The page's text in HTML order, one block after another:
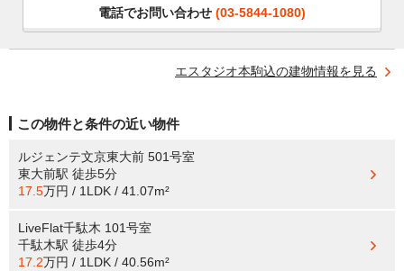
電話でお問い合わせ (03-5844-1080)
エスタジオ本駒込の建物情報を見る
この物件と条件の近い物件
ルジェンテ文京東大前 501号室
東大前駅 徒歩5分
17.5万円 / 1LDK / 41.07m²
LiveFlat千駄木 101号室
千駄木駅 徒歩4分
17.2万円 / 1LDK / 40.56m²